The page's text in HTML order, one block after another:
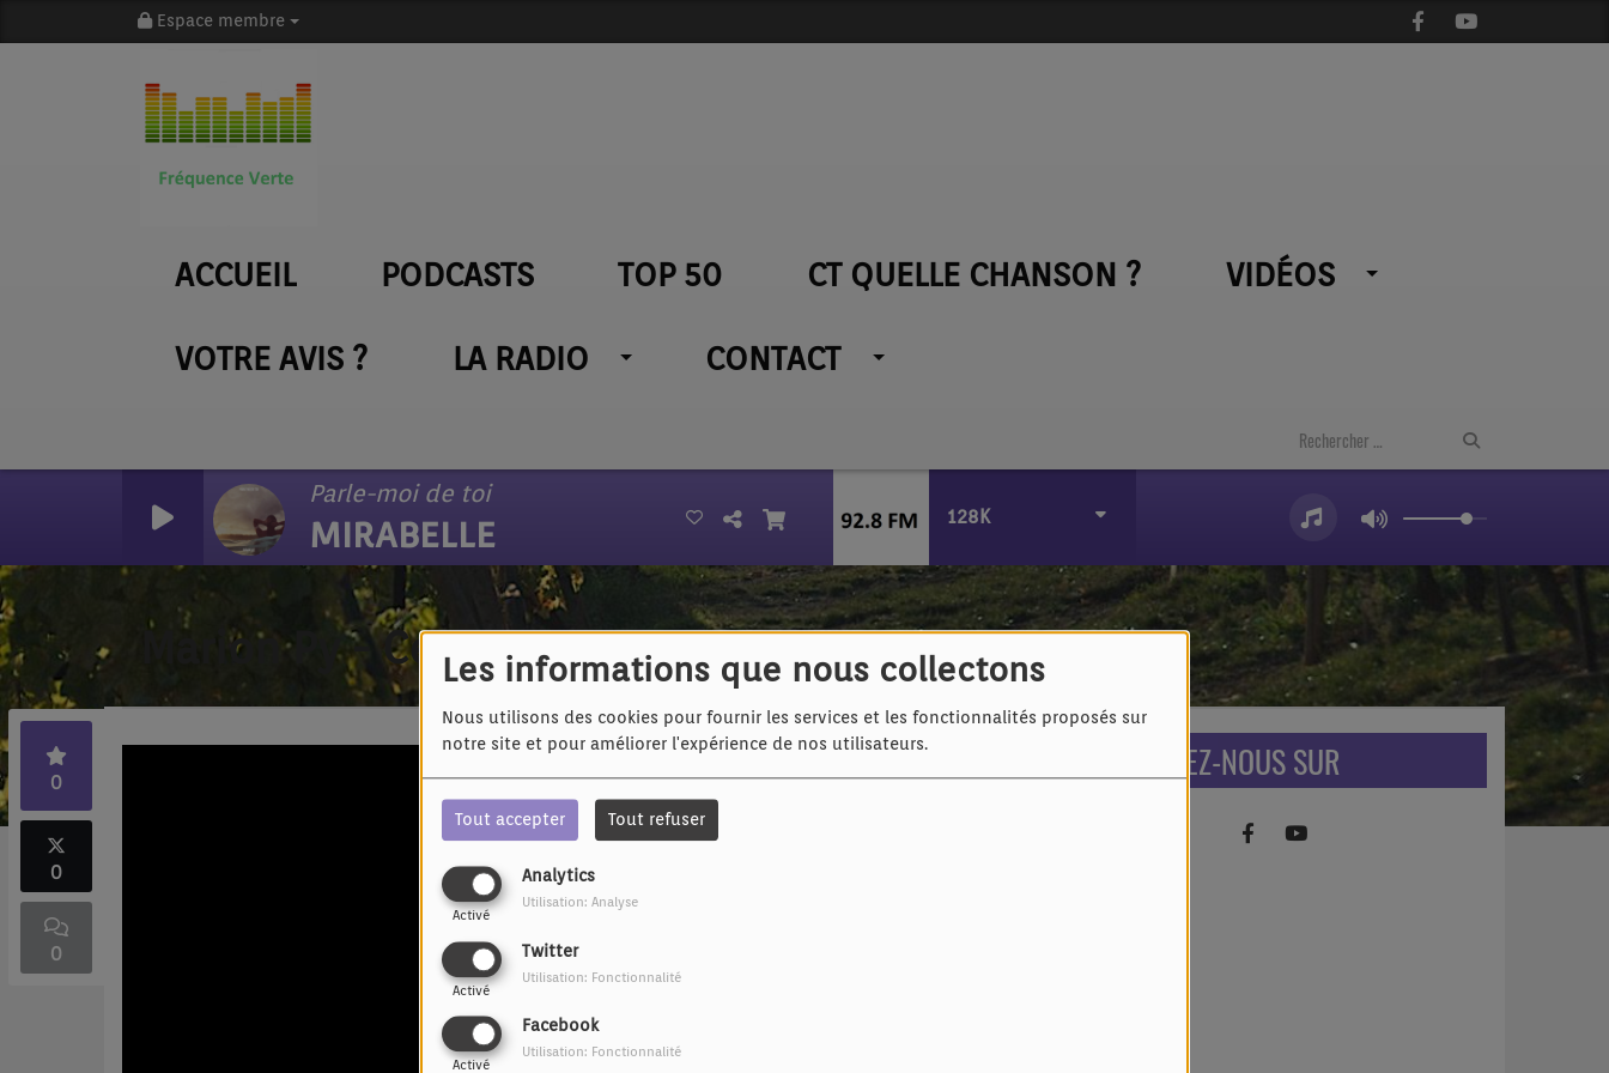
Les informations que nous collectons
Nous utilisons des cookies pour fournir les services et les fonctionnalités proposés sur
notre site et pour améliorer l'expérience de nos utilisateurs.
Tout accepter Tout refuser
Analytics
Activé
Utilisation: Analyse
Twitter
Activé
Utilisation: Fonctionnalité
Facebook
Activé
Utilisation: Fonctionnalité
Espace membre
ACCUEIL PODCASTS TOP 50 CT QUELLE CHANSON ? VIDÉOS
VOTRE AVIS ? LA RADIO CONTACT
Parle-moi de toi
MIRABELLE 128K
Marion Py - Ce que je sais de toi
0
0
0
RETROUVEZ-NOUS SUR